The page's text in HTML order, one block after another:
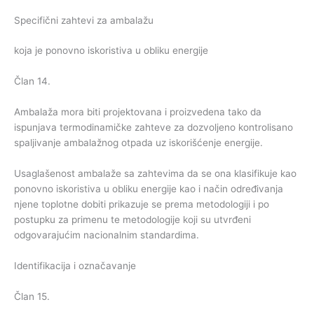
Specifični zahtevi za ambalažu
koja je ponovno iskoristiva u obliku energije
Član 14.
Ambalaža mora biti projektovana i proizvedena tako da
ispunjava termodinamičke zahteve za dozvoljeno kontrolisano
spaljivanje ambalažnog otpada uz iskorišćenje energije.
Usaglašenost ambalaže sa zahtevima da se ona klasifikuje kao
ponovno iskoristiva u obliku energije kao i način određivanja
njene toplotne dobiti prikazuje se prema metodologiji i po
postupku za primenu te metodologije koji su utvrđeni
odgovarajućim nacionalnim standardima.
Identifikacija i označavanje
Član 15.